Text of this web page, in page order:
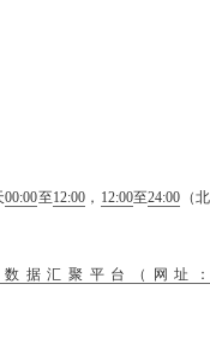
00:00至12:00 ， 12:00至24:00 （北
据汇聚平台（网址：